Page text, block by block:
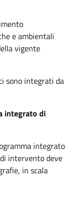
e ambientali
vigente
sono integrati da
integrato di
integrato
intervento deve
in scala